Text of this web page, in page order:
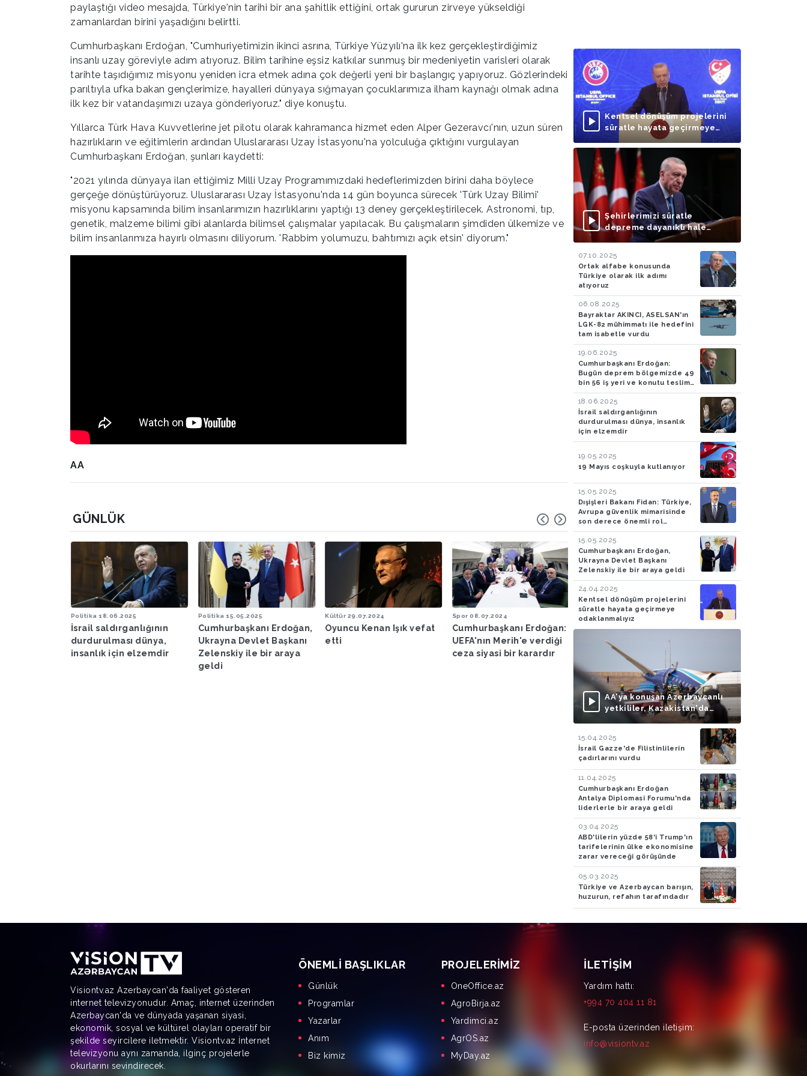
paylaştığı video mesajda, Türkiye'nin tarihi bir ana şahitlik ettiğini, ortak gururun zirveye yükseldiği
zamanlardan birini yaşadığını belirtti.
Cumhurbaşkanı Erdoğan, "Cumhuriyetimizin ikinci asrına, Türkiye Yüzyılı'na ilk kez gerçekleştirdiğimiz
insanlı uzay göreviyle adım atıyoruz. Bilim tarihine eşsiz katkılar sunmuş bir medeniyetin varisleri olarak
tarihte taşıdığımız misyonu yeniden icra etmek adına çok değerli yeni bir başlangıç yapıyoruz. Gözlerindeki
parıltıyla ufka bakan gençlerimize, hayalleri dünyaya sığmayan çocuklarımıza ilham kaynağı olmak adına
ilk kez bir vatandaşımızı uzaya gönderiyoruz." diye konuştu.
Yıllarca Türk Hava Kuvvetlerine jet pilotu olarak kahramanca hizmet eden Alper Gezeravcı'nın, uzun süren
hazırlıkların ve eğitimlerin ardından Uluslararası Uzay İstasyonu'na yolculuğa çıktığını vurgulayan
Cumhurbaşkanı Erdoğan, şunları kaydetti:
"2021 yılında dünyaya ilan ettiğimiz Milli Uzay Programımızdaki hedeflerimizden birini daha böylece
gerçeğe dönüştürüyoruz. Uluslararası Uzay İstasyonu'nda 14 gün boyunca sürecek 'Türk Uzay Bilimi'
misyonu kapsamında bilim insanlarımızın hazırlıklarını yaptığı 13 deney gerçekleştirilecek. Astronomi, tıp,
genetik, malzeme bilimi gibi alanlarda bilimsel çalışmalar yapılacak. Bu çalışmaların şimdiden ülkemize ve
bilim insanlarımıza hayırlı olmasını diliyorum. 'Rabbim yolumuzu, bahtımızı açık etsin' diyorum."
AA
GÜNLÜK
Politika 18.06.2025
İsrail saldırganlığının
durdurulması dünya,
insanlık için elzemdir
Politika 15.05.2025
Cumhurbaşkanı Erdoğan,
Ukrayna Devlet Başkanı
Zelenskiy ile bir araya
geldi
Kültür 29.07.2024
Oyuncu Kenan Işık vefat
etti
Spor 08.07.2024
Cumhurbaşkanı Erdoğan:
UEFA'nın Merih'e verdiği
ceza siyasi bir karardır
Olay 05.07.2024
Antalya'da çıkan orman
yangını kontrol altına
alınmaya çalışılıyor
Ekonomi
Hazine ve Maliye
Kentsel dönüşüm projelerini
süratle hayata geçirmeye
odaklanmalıyız
Şehirlerimizi süratle
depreme dayanıklı hale
getirmek dışında bir
seçeneğimiz bulunmuyor
07.10.2025
Ortak alfabe konusunda
Türkiye olarak ilk adımı
atıyoruz
06.08.2025
Bayraktar AKINCI, ASELSAN'ın
LGK-82 mühimmatı ile hedefini
tam isabetle vurdu
19.06.2025
Cumhurbaşkanı Erdoğan:
Bugün deprem bölgemizde 49
bin 56 iş yeri ve konutu teslim
ediyoruz
18.06.2025
İsrail saldırganlığının
durdurulması dünya, insanlık
için elzemdir
19.05.2025
19 Mayıs coşkuyla kutlanıyor
15.05.2025
Dışişleri Bakanı Fidan: Türkiye,
Avrupa güvenlik mimarisinde
son derece önemli rol
oynamaya devam edecek
15.05.2025
Cumhurbaşkanı Erdoğan,
Ukrayna Devlet Başkanı
Zelenskiy ile bir araya geldi
24.04.2025
Kentsel dönüşüm projelerini
süratle hayata geçirmeye
odaklanmalıyız
AA'ya konuşan Azerbaycanlı
yetkililer, Kazakistan'da
düşen uçağın Rus füzesiyle
doğruladı
15.04.2025
İsrail Gazze'de Filistinlilerin
çadırlarını vurdu
11.04.2025
Cumhurbaşkanı Erdoğan
Antalya Diplomasi Forumu'nda
liderlerle bir araya geldi
03.04.2025
ABD'lilerin yüzde 58'i Trump'ın
tarifelerinin ülke ekonomisine
zarar vereceği görüşünde
05.03.2025
Türkiye ve Azerbaycan barışın,
huzurun, refahın tarafındadır
Visiontv.az Azerbaycan'da faaliyet gösteren
internet televizyonudur. Amaç, internet üzerinden
Azerbaycan'da ve dünyada yaşanan siyasi,
ekonomik, sosyal ve kültürel olayları operatif bir
şekilde seyircilere iletmektir. Visiontv.az İnternet
televizyonu aynı zamanda, ilginç projelerle
okurlarını sevindirecek.
ÖNEMLI BAŞLIKLAR
Günlük
Programlar
Yazarlar
Anım
Biz kimiz
PROJELERIMIZ
OneOffice.az
AgroBirja.az
Yardimci.az
AgrOS.az
MyDay.az
İLETIŞIM
Yardım hattı:
+994 70 404 11 81
E-posta üzerinden iletişim:
info@visiontv.az